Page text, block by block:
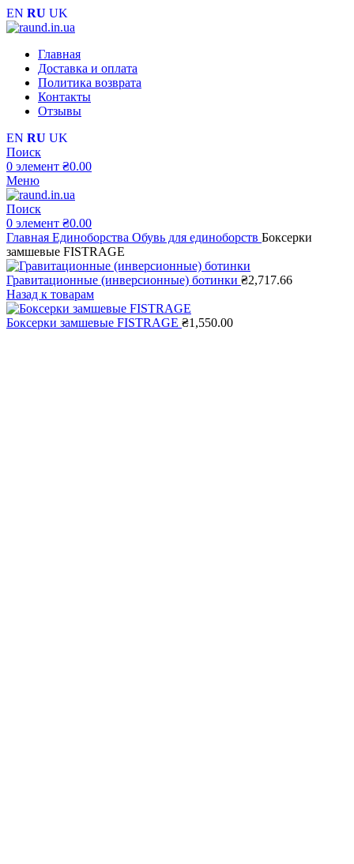
EN RU UK
Главная
Доставка и оплата
Политика возврата
Контакты
Отзывы
EN RU UK
Поиск
0 элемент ₴0.00
Меню
Поиск
0 элемент ₴0.00
Главная Единоборства Обувь для единоборств Боксерки
замшевые FISTRAGE
Гравитационные (инверсионные) ботинки ₴2,717.66
Назад к товарам
Боксерки замшевые FISTRAGE ₴1,550.00